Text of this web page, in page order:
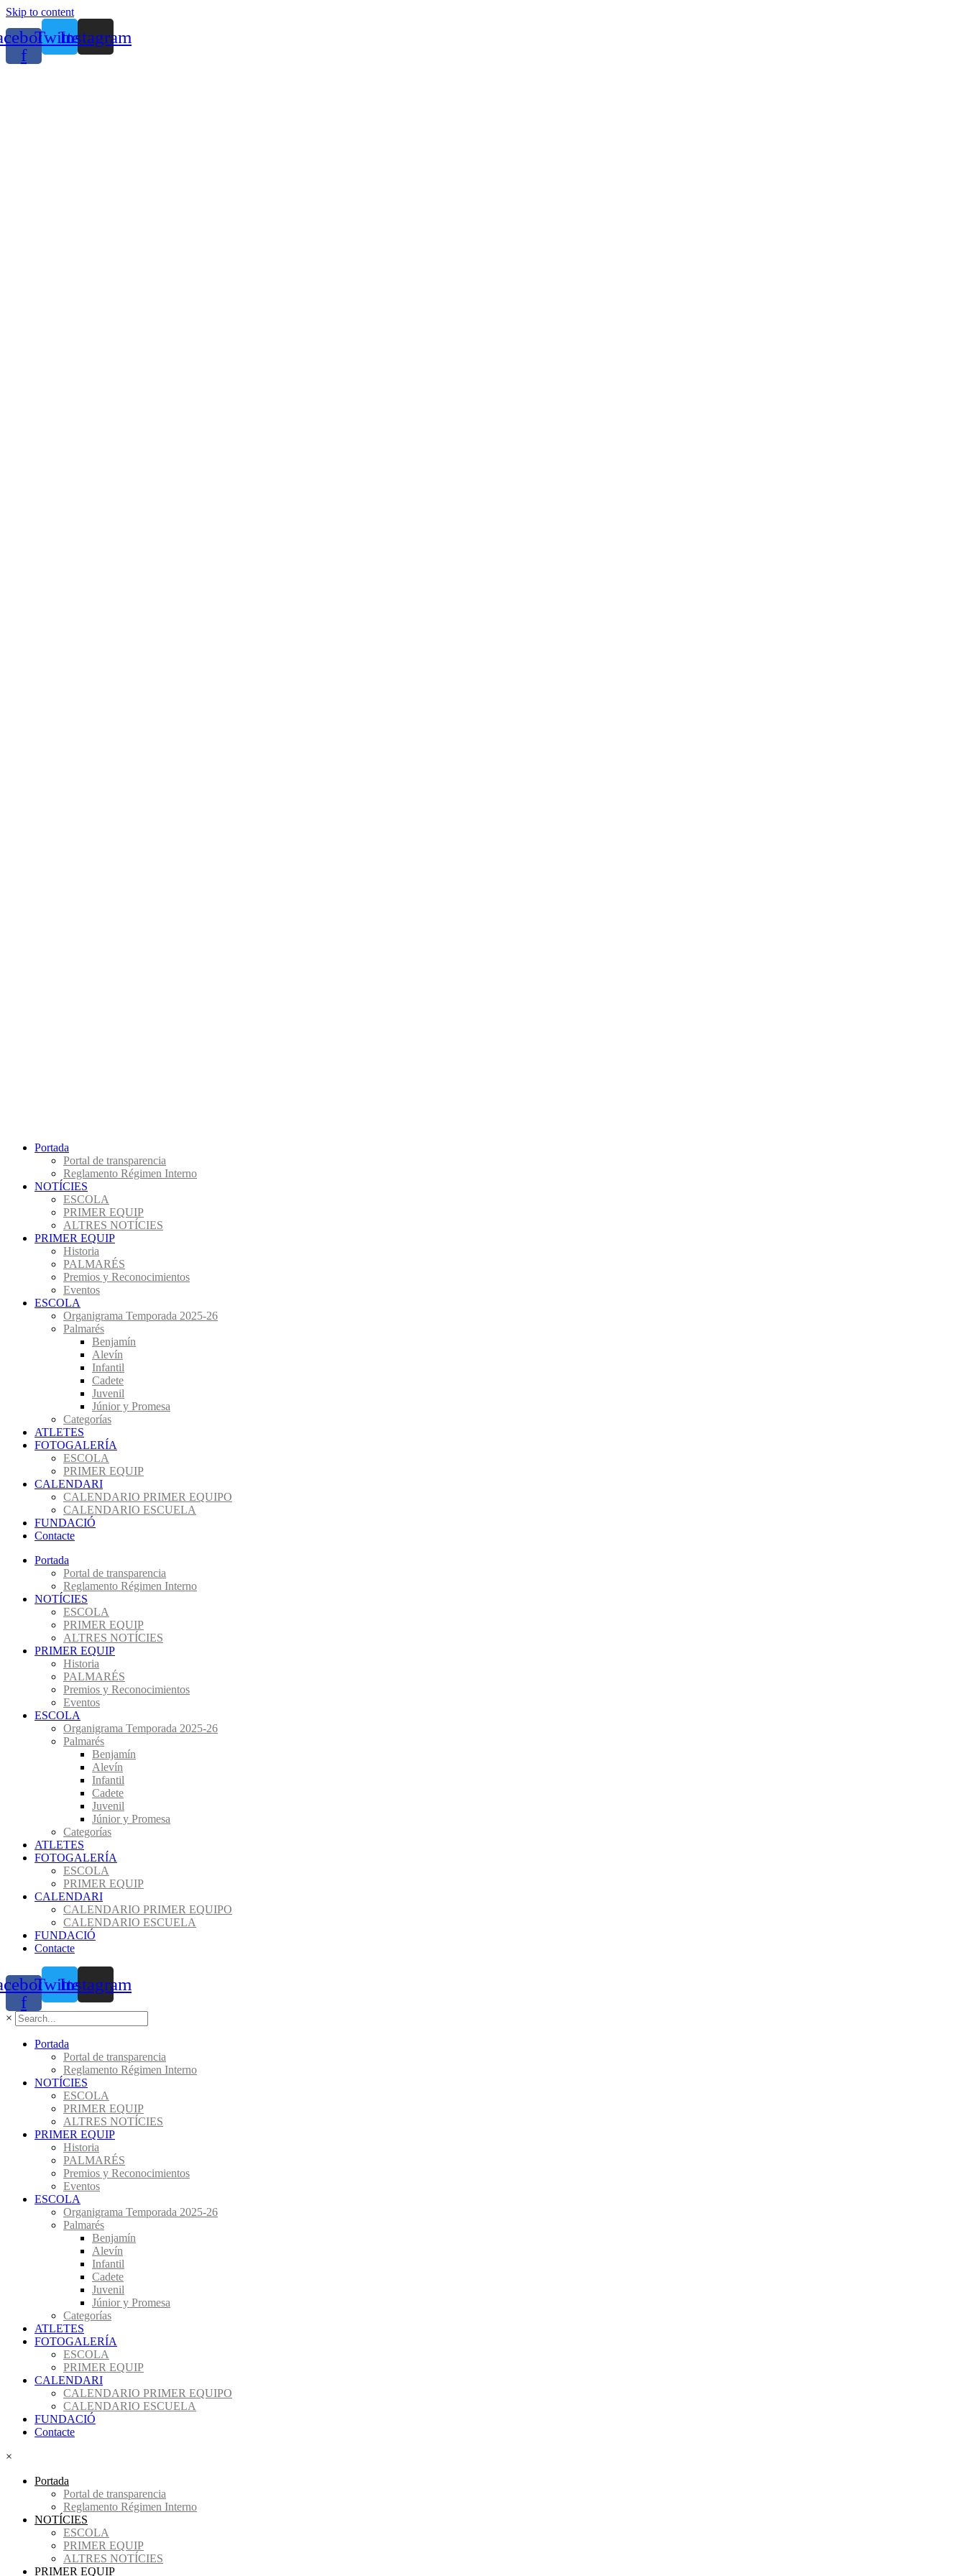
Skip to content
f
TwitterInstagram
Portada
Portal de transparencia
Reglamento Régimen Interno
NOTÍCIES
ESCOLA
PRIMER EQUIP
ALTRES NOTÍCIES
PRIMER EQUIP
Historia
PALMARÉS
Premios y Reconocimientos
Eventos
ESCOLA
Organigrama Temporada 2025-26
Palmarés
Benjamín
Alevín
Infantil
Cadete
Juvenil
Júnior y Promesa
Categorías
ATLETES
FOTOGALERÍA
ESCOLA
PRIMER EQUIP
CALENDARI
CALENDARIO PRIMER EQUIPO
CALENDARIO ESCUELA
FUNDACIÓ
Contacte
Portada
Portal de transparencia
Reglamento Régimen Interno
NOTÍCIES
ESCOLA
PRIMER EQUIP
ALTRES NOTÍCIES
PRIMER EQUIP
Historia
PALMARÉS
Premios y Reconocimientos
Eventos
ESCOLA
Organigrama Temporada 2025-26
Palmarés
Benjamín
Alevín
Infantil
Cadete
Juvenil
Júnior y Promesa
Categorías
ATLETES
FOTOGALERÍA
ESCOLA
PRIMER EQUIP
CALENDARI
CALENDARIO PRIMER EQUIPO
CALENDARIO ESCUELA
FUNDACIÓ
Contacte
f
TwitterInstagram
×
Portada
Portal de transparencia
Reglamento Régimen Interno
NOTÍCIES
ESCOLA
PRIMER EQUIP
ALTRES NOTÍCIES
PRIMER EQUIP
Historia
PALMARÉS
Premios y Reconocimientos
Eventos
ESCOLA
Organigrama Temporada 2025-26
Palmarés
Benjamín
Alevín
Infantil
Cadete
Juvenil
Júnior y Promesa
Categorías
ATLETES
FOTOGALERÍA
ESCOLA
PRIMER EQUIP
CALENDARI
CALENDARIO PRIMER EQUIPO
CALENDARIO ESCUELA
FUNDACIÓ
Contacte
×
Portada
Portal de transparencia
Reglamento Régimen Interno
NOTÍCIES
ESCOLA
PRIMER EQUIP
ALTRES NOTÍCIES
PRIMER EQUIP